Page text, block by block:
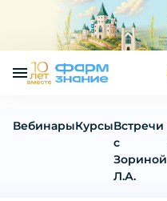
ВебинарыКурсыВстречи
с
Зориной
Л.А.